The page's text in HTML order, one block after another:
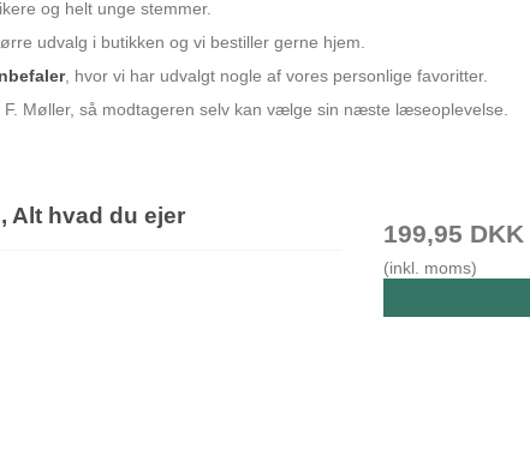
og helt unge stemmer.
udvalg i butikken og vi bestiller gerne hjem.
, hvor vi har udvalgt nogle af vores personlige favoritter.
F. Møller, så modtageren selv kan vælge sin næste læseoplevelse.
Alt hvad du ejer
199,95 DKK
(inkl. moms)